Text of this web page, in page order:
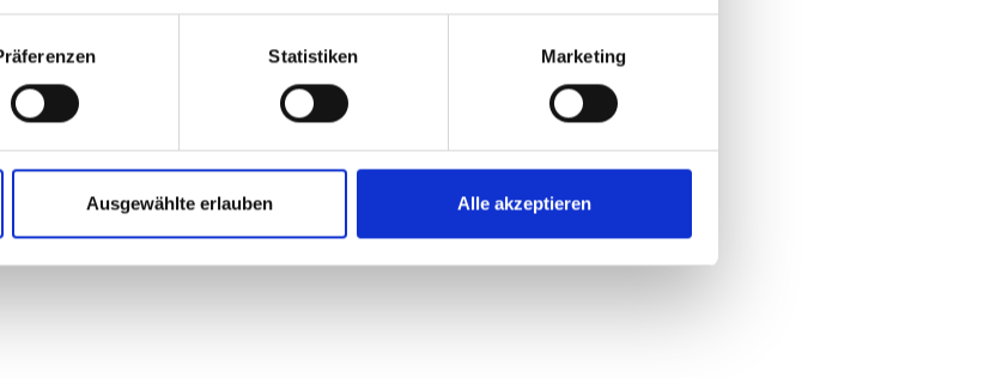
bzw. widerrufen. Eine Erklärung zur Funktionsweise und eine Übersicht zu den
Sie in unserer
Datenschutzerklärung
Statistiken Marketing
Ausgewählte erlauben Alle akzeptieren